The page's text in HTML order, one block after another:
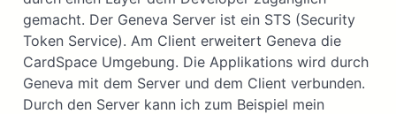
gemacht. Der Geneva Server ist ein STS (Security
Token Service). Am Client erweitert Geneva die
CardSpace Umgebung. Die Applikations wird durch
Geneva mit dem Server und dem Client verbunden.
Durch den Server kann ich zum Beispiel mein